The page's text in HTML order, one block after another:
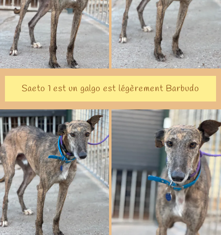
Saeto 1 est un galgo est légèrement Barbudo